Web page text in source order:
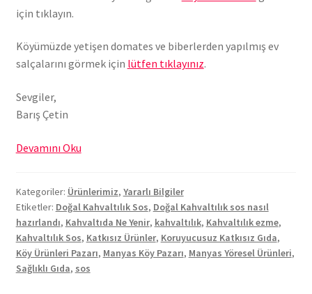
için tıklayın.
Köyümüzde yetişen domates ve biberlerden yapılmış ev
salçalarını görmek için lütfen tıklayınız.
Sevgiler,
Barış Çetin
Devamını OkuDoğal
Nasıl
Hazırlandı?
Kategoriler: Ürünlerimiz, Yararlı Bilgiler
Etiketler: Doğal Kahvaltılık Sos, Doğal Kahvaltılık sos nasıl
hazırlandı, Kahvaltıda Ne Yenir, kahvaltılık, Kahvaltılık ezme,
Kahvaltılık Sos, Katkısız Ürünler, Koruyucusuz Katkısız Gıda,
Köy Ürünleri Pazarı, Manyas Köy Pazarı, Manyas Yöresel Ürünleri,
Sağlıklı Gıda, sos